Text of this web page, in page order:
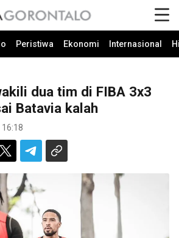
Peristiwa Ekonomi Internasional
dua tim di FIBA 3x3
Batavia kalah